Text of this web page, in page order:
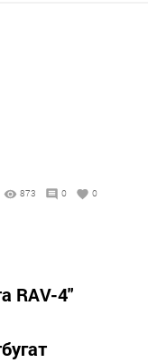
873 0 0
RAV-4"